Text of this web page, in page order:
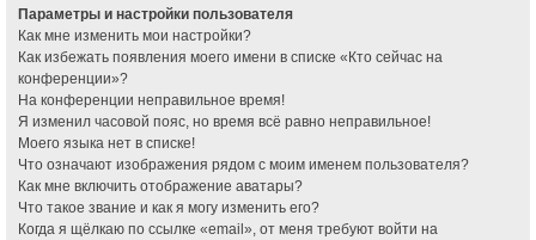
Параметры и настройки пользователя
Как мне изменить мои настройки?
Как избежать появления моего имени в списке «Кто сейчас на
конференции»?
На конференции неправильное время!
Я изменил часовой пояс, но время всё равно неправильное!
Моего языка нет в списке!
Что означают изображения рядом с моим именем пользователя?
Как мне включить отображение аватары?
Что такое звание и как я могу изменить его?
Когда я щёлкаю по ссылке «email», от меня требуют войти на